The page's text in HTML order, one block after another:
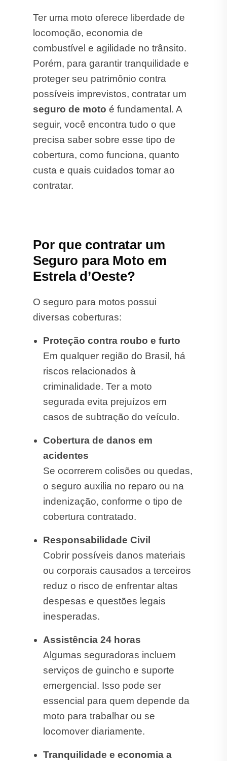
Ter uma moto oferece liberdade de
locomoção, economia de
combustível e agilidade no trânsito.
Porém, para garantir tranquilidade e
proteger seu patrimônio contra
possíveis imprevistos, contratar um
seguro de moto é fundamental. A
seguir, você encontra tudo o que
precisa saber sobre esse tipo de
cobertura, como funciona, quanto
custa e quais cuidados tomar ao
contratar.
Por que contratar um
Seguro para Moto em
Estrela d’Oeste?
O seguro para motos possui
diversas coberturas:
Proteção contra roubo e furto
Em qualquer região do Brasil, há
riscos relacionados à
criminalidade. Ter a moto
segurada evita prejuízos em
casos de subtração do veículo.
Cobertura de danos em
acidentes
Se ocorrerem colisões ou quedas,
o seguro auxilia no reparo ou na
indenização, conforme o tipo de
cobertura contratado.
Responsabilidade Civil
Cobrir possíveis danos materiais
ou corporais causados a terceiros
reduz o risco de enfrentar altas
despesas e questões legais
inesperadas.
Assistência 24 horas
Algumas seguradoras incluem
serviços de guincho e suporte
emergencial. Isso pode ser
essencial para quem depende da
moto para trabalhar ou se
locomover diariamente.
Tranquilidade e economia a